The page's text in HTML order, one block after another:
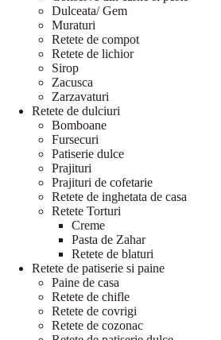
Dulceata/ Gem
Muraturi
Retete de compot
Retete de lichior
Sirop
Zacusca
Zarzavaturi
Retete de dulciuri
Bomboane
Fursecuri
Patiserie dulce
Prajituri
Prajituri de cofetarie
Retete de inghetata de casa
Retete Torturi
Creme
Pasta de Zahar
Retete de blaturi
Retete de patiserie si paine
Paine de casa
Retete de chifle
Retete de covrigi
Retete de cozonac